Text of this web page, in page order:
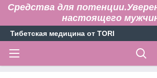
Средства для
настоящего
Тибетская медицина от TORI